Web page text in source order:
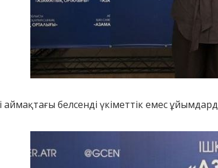
аймақтағы белсенді үкіметтік емес